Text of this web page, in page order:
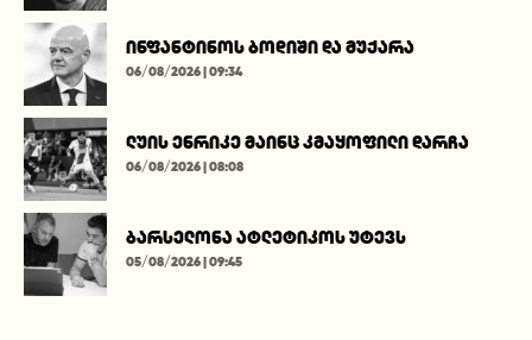
ინფანტინოს ბოდიში და მუქარა
06/08/2026 | 09:34
ლუის ენრიკე მაინც კმაყოფილი დარჩა
06/08/2026 | 08:08
ბარსელონა ატლეტიკოს უტევს
05/08/2026 | 09:45